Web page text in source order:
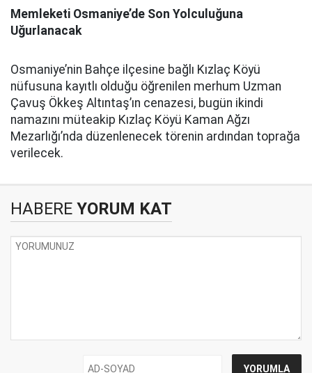
Memleketi Osmaniye’de Son Yolculuğuna
Uğurlanacak
Osmaniye’nin Bahçe ilçesine bağlı Kızlaç Köyü
nüfusuna kayıtlı olduğu öğrenilen merhum Uzman
Çavuş Ökkeş Altıntaş’ın cenazesi, bugün ikindi
namazını müteakip Kızlaç Köyü Kaman Ağzı
Mezarlığı’nda düzenlenecek törenin ardından toprağa
verilecek.
HABERE YORUM KAT